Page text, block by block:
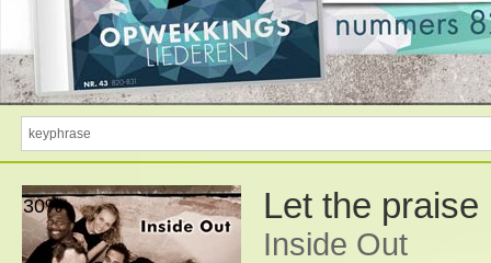
30% Let the praise
Inside Out